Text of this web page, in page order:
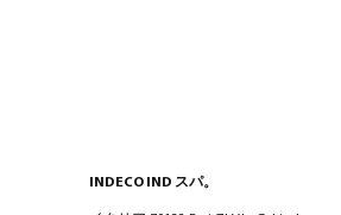
INDECO IND スパ。